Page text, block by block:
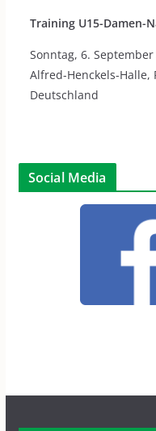
Training U15-Damen-
Sonntag, 6. September
Alfred-Henckels-Halle,
Deutschland
Social Media